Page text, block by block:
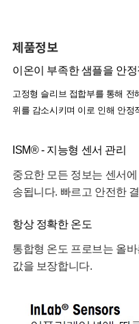
제품정보
이온이 부족한 샘플을 안
고정형 슬리브 접합부를 통해 전
위를 감소시키며 이로 인해 안정
ISM® - 지능형 센서 관리
중요한 모든 정보는 센서
송됩니다. 빠르고 안전한
항상 정확한 온도
통합형 온도 프로브는 올
값을 보장합니다.